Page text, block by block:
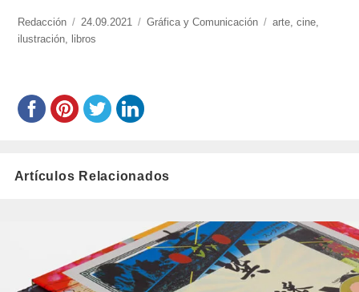
https://www.experimenta.es/author/redaccion/
Redacción
Publicado
el
24.09.2021 Categorías
Gráfica y Comunicación Etiquetas
arte,cine,
ilustración, libros
Artículos Relacionados